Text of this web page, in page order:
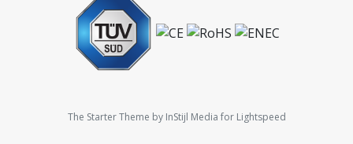
The Starter Theme by InStijl Media for Lightspeed